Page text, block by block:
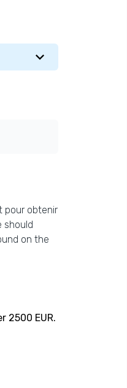
pour obtenir
should
on the
2500 EUR.